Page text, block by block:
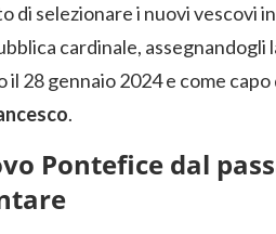
di selezionare i nuovi vescovi
cardinale,
il 28 gennaio 2024 e come
.
Pontefice dal